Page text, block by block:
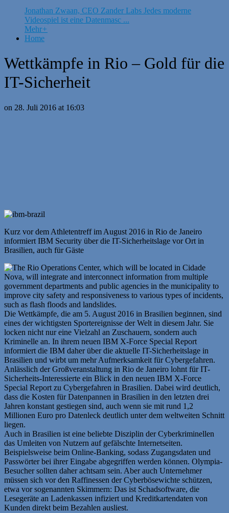
Jonathan Zwaan, CEO Zander Labs Jedes moderne
Videospiel ist eine Datenmasc ...
Mehr+
Home
Wettkämpfe in Rio – Gold für die
IT-Sicherheit
on 28. Juli 2016 at 16:03
Kurz vor dem Athletentreff im August 2016 in Rio de Janeiro
informiert IBM Security über die IT-Sicherheitslage vor Ort in
Brasilien, auch für Gäste
Die Wettkämpfe, die am 5. August 2016 in Brasilien beginnen, sind
eines der wichtigsten Sportereignisse der Welt in diesem Jahr. Sie
locken nicht nur eine Vielzahl an Zuschauern, sondern auch
Kriminelle an. In ihrem neuen IBM X-Force Special Report
informiert die IBM daher über die aktuelle IT-Sicherheitslage in
Brasilien und wirbt um mehr Aufmerksamkeit für Cybergefahren.
Anlässlich der Großveranstaltung in Rio de Janeiro lohnt für IT-
Sicherheits-Interessierte ein Blick in den neuen IBM X-Force
Special Report zu Cybergefahren in Brasilien. Dabei wird deutlich,
dass die Kosten für Datenpannen in Brasilien in den letzten drei
Jahren konstant gestiegen sind, auch wenn sie mit rund 1,2
Millionen Euro pro Datenleck deutlich unter dem weltweiten Schnitt
liegen.
Auch in Brasilien ist eine beliebte Disziplin der Cyberkriminellen
das Umleiten von Nutzern auf gefälschte Internetseiten.
Beispielsweise beim Online-Banking, sodass Zugangsdaten und
Passwörter bei ihrer Eingabe abgegriffen werden können. Olympia-
Besucher sollten daher achtsam sein. Aber auch Unternehmer
müssen sich vor den Raffinessen der Cyberbösewichte schützen,
etwa vor sogenannten Skimmern: Das ist Schadsoftware, die
Lesegeräte an Ladenkassen infiziert und Kreditkartendaten von
Kunden direkt beim Bezahlen ausliest.